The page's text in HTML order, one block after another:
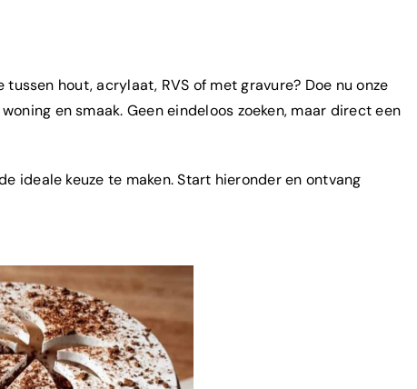
hout, acrylaat, RVS of met gravure? Doe nu onze
en smaak. Geen eindeloos zoeken, maar direct een
ideale keuze te maken. Start hieronder en ontvang